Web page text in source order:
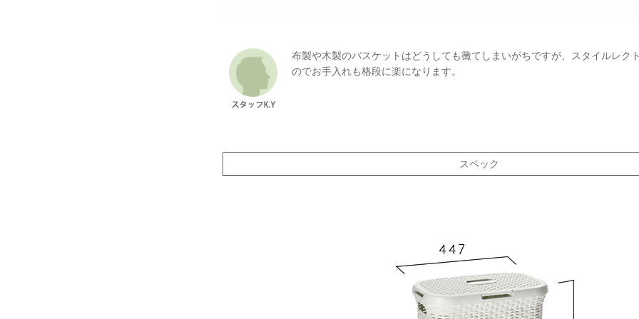
布製や木製のバスケットはどうしても黴てしまいがちですが、スタイルレク
のでお手入れも格段に楽になります。
スペック